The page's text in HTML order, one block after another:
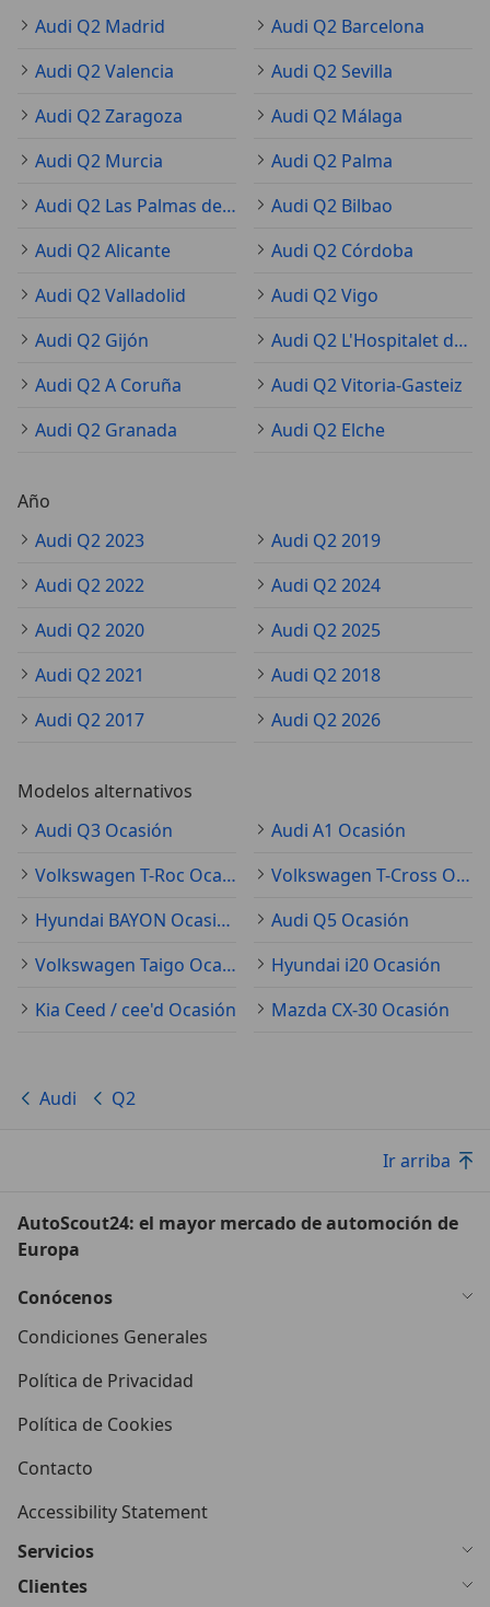
Audi Q2 Madrid
Audi Q2 Barcelona
Audi Q2 Valencia
Audi Q2 Sevilla
Audi Q2 Zaragoza
Audi Q2 Málaga
Audi Q2 Murcia
Audi Q2 Palma
Audi Q2 Las Palmas de Gran Canaria
Audi Q2 Bilbao
Audi Q2 Alicante
Audi Q2 Córdoba
Audi Q2 Valladolid
Audi Q2 Vigo
Audi Q2 Gijón
Audi Q2 L'Hospitalet de Llobregat
Audi Q2 A Coruña
Audi Q2 Vitoria-Gasteiz
Audi Q2 Granada
Audi Q2 Elche
Año
Audi Q2 2023
Audi Q2 2019
Audi Q2 2022
Audi Q2 2024
Audi Q2 2020
Audi Q2 2025
Audi Q2 2021
Audi Q2 2018
Audi Q2 2017
Audi Q2 2026
Modelos alternativos
Audi Q3 Ocasión
Audi A1 Ocasión
Volkswagen T-Roc Ocasión
Volkswagen T-Cross Ocasión
Hyundai BAYON Ocasión
Audi Q5 Ocasión
Volkswagen Taigo Ocasión
Hyundai i20 Ocasión
Kia Ceed / cee'd Ocasión
Mazda CX-30 Ocasión
Audi Q2
Ir arriba
AutoScout24: el mayor mercado de automoción de
Europa
Conócenos
Condiciones Generales
Política de Privacidad
Política de Cookies
Contacto
Accessibility Statement
Servicios
Clientes